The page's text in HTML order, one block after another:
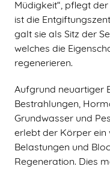
Müdigkeit“, pflegt
ist die
galt sie als Sitz der
welches die
regenerieren.
Aufgrund neuartiger
Bestrahlungen,
Grundwasser und
erlebt der Körper ein
Belastungen und
Regeneration. Dies